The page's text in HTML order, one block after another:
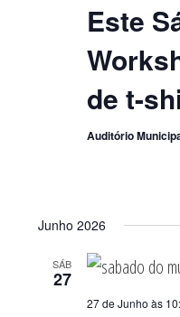
Este
de t-
Auditório
Junho 2026
SÁB
27
27 de Junho às